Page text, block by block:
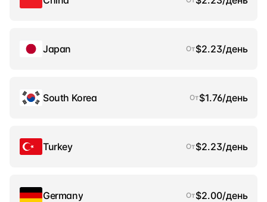
Japan От$2.23/день
South Korea От$1.76/день
Turkey От$2.23/день
Germany От$2.00/день